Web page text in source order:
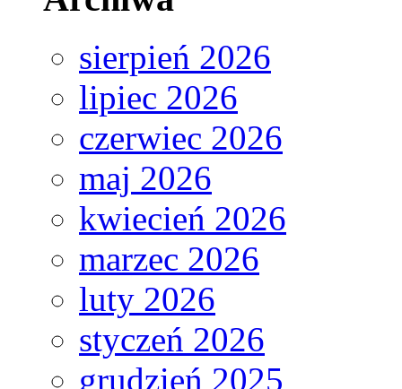
sierpień 2026
lipiec 2026
czerwiec 2026
maj 2026
kwiecień 2026
marzec 2026
luty 2026
styczeń 2026
grudzień 2025